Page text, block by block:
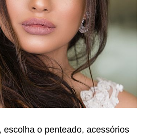
escolha o penteado, acessórios